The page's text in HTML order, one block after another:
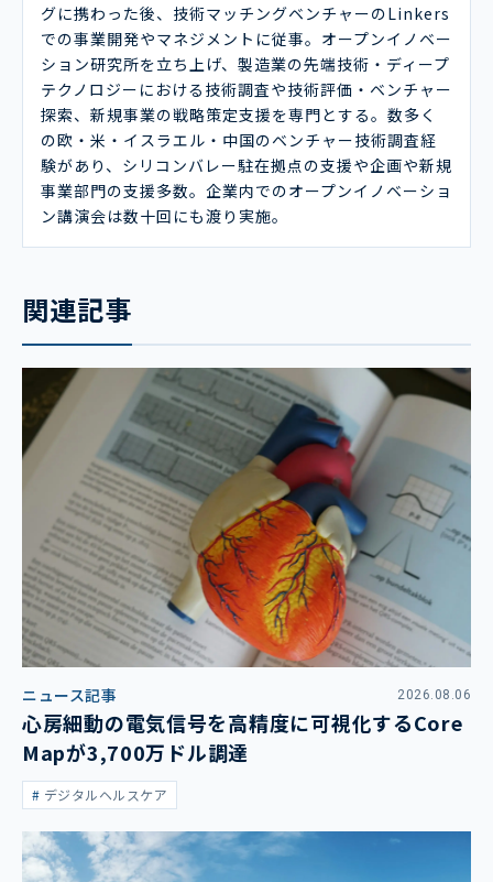
グに携わった後、技術マッチングベンチャーのLinkers
での事業開発やマネジメントに従事。オープンイノベー
ション研究所を立ち上げ、製造業の先端技術・ディープ
テクノロジーにおける技術調査や技術評価・ベンチャー
探索、新規事業の戦略策定支援を専門とする。数多く
の欧・米・イスラエル・中国のベンチャー技術調査経
験があり、シリコンバレー駐在拠点の支援や企画や新規
事業部門の支援多数。企業内でのオープンイノベーショ
ン講演会は数十回にも渡り実施。
関連記事
ニュース記事 2026.08.06
心房細動の電気信号を高精度に可視化するCore
Mapが3,700万ドル調達
デジタルヘルスケア